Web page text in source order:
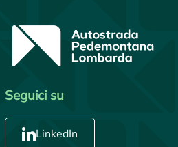
Seguici su
LinkedIn